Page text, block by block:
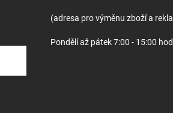
(adresa pro výměnu zboží a
Pondělí až pátek 7:00 - 15:00